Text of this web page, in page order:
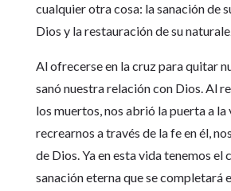
cualquier otra cosa: la sanación de
Dios y la restauración de su
Al ofrecerse en la cruz para quitar
sanó nuestra relación con Dios. Al
los muertos, nos abrió la puerta a la
recrearnos a través de la fe en él,
de Dios. Ya en esta vida tenemos el
sanación eterna que se completará